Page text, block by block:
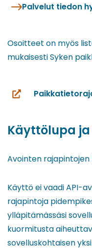
Palvelut tiedon
Osoitteet on myös
mukaisesti Syken
(siirryt
palveluun)
Käyttölupa
Avointen
Käyttö ei vaadi API-
rajapintoja
ylläpitämässäsi
kuormitusta
sovelluskohtaisen